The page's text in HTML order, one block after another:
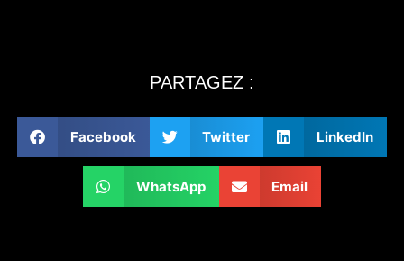
PARTAGEZ :
Facebook Twitter LinkedIn
WhatsApp Email